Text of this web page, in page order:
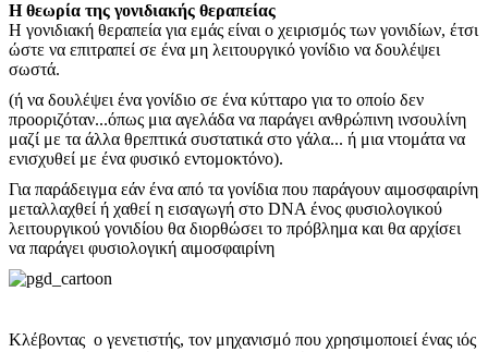
Η θεωρία της γονιδιακής θεραπείας
Η γονιδιακή θεραπεία για εμάς είναι ο χειρισμός των γονιδίων, έτσι
ώστε να επιτραπεί σε ένα μη λειτουργικό γονίδιο να δουλέψει
σωστά.
(ή να δουλέψει ένα γονίδιο σε ένα κύτταρο για το οποίο δεν
προοριζόταν...όπως μια αγελάδα να παράγει ανθρώπινη ινσουλίνη
μαζί με τα άλλα θρεπτικά συστατικά στο γάλα... ή μια ντομάτα να
ενισχυθεί με ένα φυσικό εντομοκτόνο).
Για παράδειγμα εάν ένα από τα γονίδια που παράγουν αιμοσφαιρίνη
μεταλλαχθεί ή χαθεί η εισαγωγή στο DNA ένος φυσιολογικού
λειτουργικού γονιδίου θα διορθώσει το πρόβλημα και θα αρχίσει
να παράγει φυσιολογική αιμοσφαιρίνη
Κλέβοντας ο γενετιστής, τον μηχανισμό που χρησιμοποιεί ένας ιός